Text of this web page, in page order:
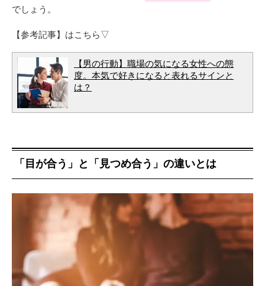
でしょう。
【参考記事】はこちら▽
【男の行動】職場の気になる女性への態
度。本気で好きになると表れるサインと
は？
「目が合う」と「見つめ合う」の違いとは